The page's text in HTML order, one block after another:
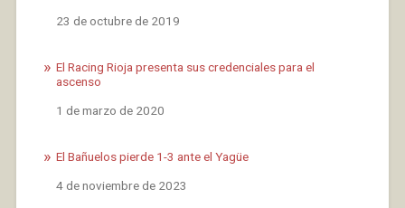
Fecha
23 de octubre de 2019
El Racing Rioja presenta sus credenciales para el
ascenso
Fecha
1 de marzo de 2020
El Bañuelos pierde 1-3 ante el Yagüe
Fecha
4 de noviembre de 2023